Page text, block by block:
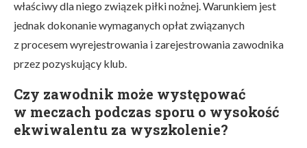
właściwy dla niego związek piłki nożnej. Warunkiem jest
jednak dokonanie wymaganych opłat związanych
z procesem wyrejestrowania i zarejestrowania zawodnika
przez pozyskujący klub.
Czy zawodnik może występować
w meczach podczas sporu o wysokość
ekwiwalentu za wyszkolenie?